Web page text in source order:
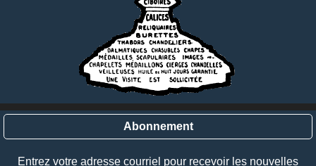
Abonnement
Entrez votre adresse courriel pour recevoir les nouvelles